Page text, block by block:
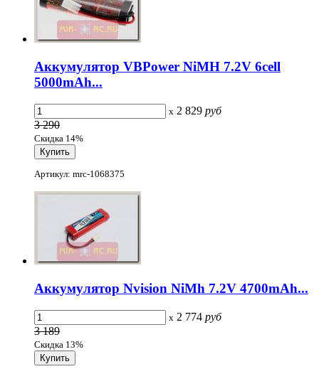
Аккумулятор VBPower NiMH 7.2V 6cell
5000mAh...
x 2 829 руб
3 290
Скидка 14%
Артикул: mrc-1068375
Аккумулятор Nvision NiMh 7.2V 4700mAh...
x 2 774 руб
3 189
Скидка 13%